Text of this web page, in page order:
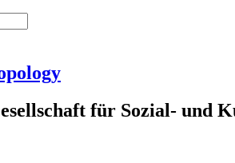
für Sozial- und